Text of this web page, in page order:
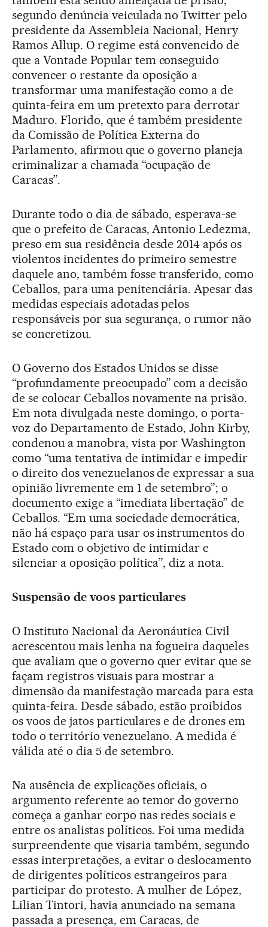
segundo denúncia veiculada no Twitter pelo
presidente da Assembleia Nacional, Henry
Ramos Allup. O regime está convencido de
que a Vontade Popular tem conseguido
convencer o restante da oposição a
transformar uma manifestação como a de
quinta-feira em um pretexto para derrotar
Maduro. Florido, que é também presidente
da Comissão de Política Externa do
Parlamento, afirmou que o governo planeja
criminalizar a chamada “ocupação de
Caracas”.
Durante todo o dia de sábado, esperava-se
que o prefeito de Caracas, Antonio Ledezma,
preso em sua residência desde 2014 após os
violentos incidentes do primeiro semestre
daquele ano, também fosse transferido, como
Ceballos, para uma penitenciária. Apesar das
medidas especiais adotadas pelos
responsáveis por sua segurança, o rumor não
se concretizou.
O Governo dos Estados Unidos se disse
“profundamente preocupado” com a decisão
de se colocar Ceballos novamente na prisão.
Em nota divulgada neste domingo, o porta-
voz do Departamento de Estado, John Kirby,
condenou a manobra, vista por Washington
como “uma tentativa de intimidar e impedir
o direito dos venezuelanos de expressar a sua
opinião livremente em 1 de setembro”; o
documento exige a “imediata libertação” de
Ceballos. “Em uma sociedade democrática,
não há espaço para usar os instrumentos do
Estado com o objetivo de intimidar e
silenciar a oposição política”, diz a nota.
Suspensão de voos particulares
O Instituto Nacional da Aeronáutica Civil
acrescentou mais lenha na fogueira daqueles
que avaliam que o governo quer evitar que se
façam registros visuais para mostrar a
dimensão da manifestação marcada para esta
quinta-feira. Desde sábado, estão proibidos
os voos de jatos particulares e de drones em
todo o território venezuelano. A medida é
válida até o dia 5 de setembro.
Na ausência de explicações oficiais, o
argumento referente ao temor do governo
começa a ganhar corpo nas redes sociais e
entre os analistas políticos. Foi uma medida
surpreendente que visaria também, segundo
essas interpretações, a evitar o deslocamento
de dirigentes políticos estrangeiros para
participar do protesto. A mulher de López,
Lilian Tintori, havia anunciado na semana
passada a presença, em Caracas, de